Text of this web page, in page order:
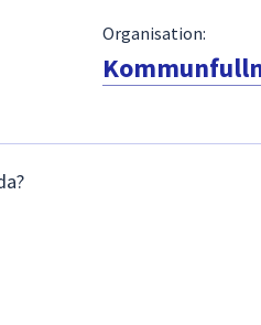
Organisation: